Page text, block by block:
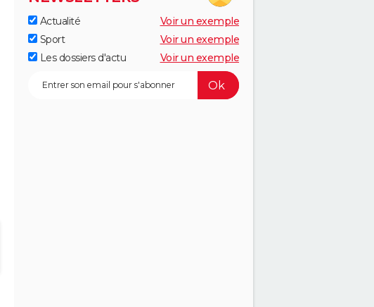
Actualité
Voir un exemple
Sport
Voir un exemple
Les dossiers d'actu
Voir un exemple